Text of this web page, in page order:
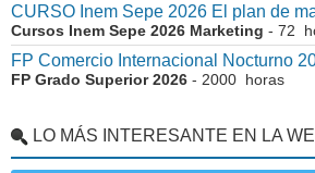
CURSO Inem Sepe 2026 El plan de
Cursos Inem Sepe 2026 Marketing - 72
FP Comercio Internacional Nocturno
FP Grado Superior 2026 - 2000 horas
LO MÁS INTERESANTE EN LA